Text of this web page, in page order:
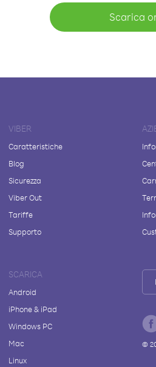
Scarica
VIBER
Caratteristiche
Blog
Sicurezza
Viber Out
Tariffe
Supporto
SCARICA
Android
iPhone & iPad
Windows PC
Mac
Linux
©